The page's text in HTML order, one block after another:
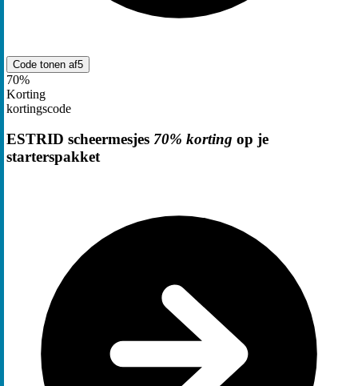
Code tonen af5
70%
Korting
kortingscode
ESTRID scheermesjes 70% korting op je
starterspakket